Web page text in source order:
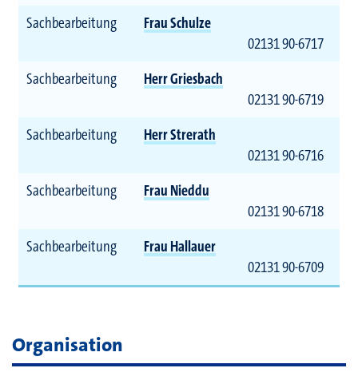
Sachbearbeitung
Frau Schulze
02131 90-6717
Sachbearbeitung
Herr Griesbach
02131 90-6719
Sachbearbeitung
Herr Strerath
02131 90-6716
Sachbearbeitung
Frau Nieddu
02131 90-6718
Sachbearbeitung
Frau Hallauer
02131 90-6709
Organisation